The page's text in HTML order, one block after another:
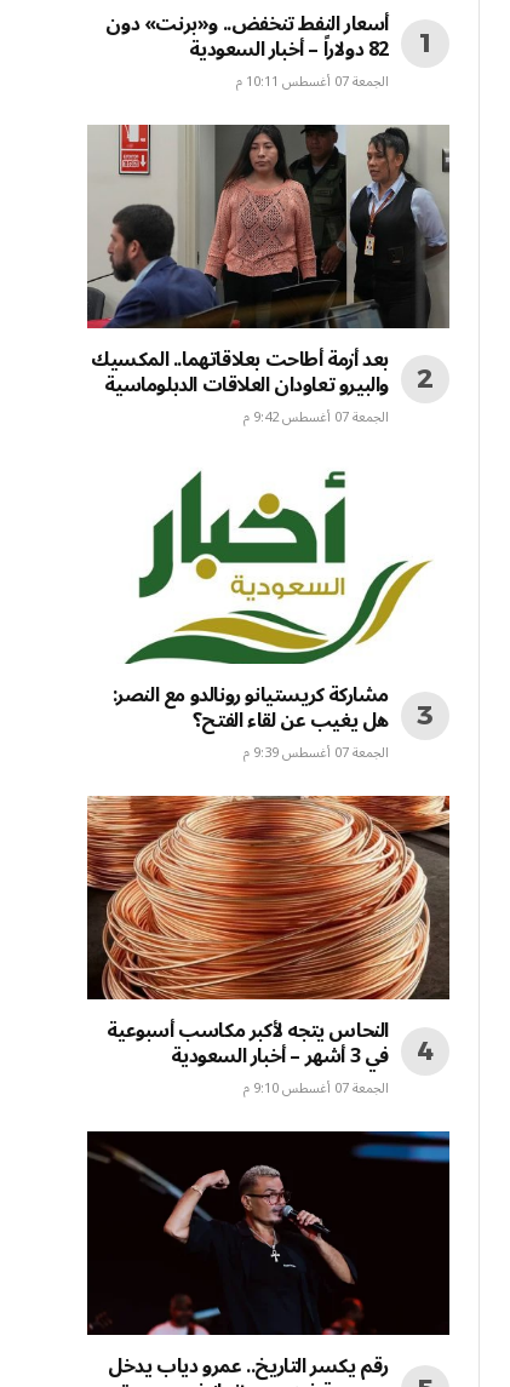
أسعار النفط تنخفض.. و«برنت» دون
82 دولاراً – أخبار السعودية
الجمعة 07 أغسطس 10:11 م
بعد أزمة أطاحت بعلاقاتهما.. المكسيك
والبيرو تعاودان العلاقات الدبلوماسية
الجمعة 07 أغسطس 9:42 م
مشاركة كريستيانو رونالدو مع النصر:
هل يغيب عن لقاء الفتح؟
الجمعة 07 أغسطس 9:39 م
النحاس يتجه لأكبر مكاسب أسبوعية
في 3 أشهر – أخبار السعودية
الجمعة 07 أغسطس 9:10 م
رقم يكسر التاريخ.. عمرو دياب يدخل